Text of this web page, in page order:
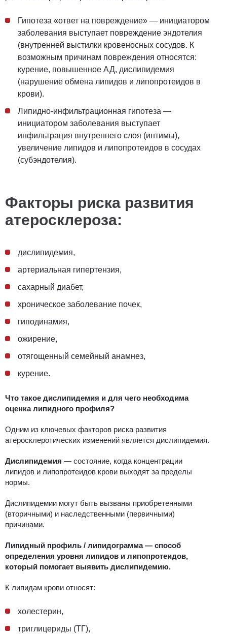
Гипотеза «ответ на повреждение» — инициатором
заболевания выступает повреждение эндотелия
(внутренней выстилки кровеносных сосудов. К
возможным причинам повреждения относятся:
курение, повышенное АД, дислипидемия
(нарушение обмена липидов и липопротеидов в
крови).
Липидно-инфильтрационная гипотеза —
инициатором заболевания выступает
инфильтрация внутреннего слоя (интимы),
увеличение липидов и липопротеидов в сосудах
(субэндотелия).
Факторы риска развития
атеросклероза:
дислипидемия,
артериальная гипертензия,
сахарный диабет,
хроническое заболевание почек,
гиподинамия,
ожирение,
отягощенный семейный анамнез,
курение.
Что такое дислипидемия и для чего необходима
оценка липидного профиля?
Одним из ключевых факторов риска развития
атеросклеротических изменений является дислипидемия.
Дислипидемия — состояние, когда концентрации
липидов и липопротеидов крови выходят за пределы
нормы.
Дислипидемии могут быть вызваны приобретенными
(вторичными) и наследственными (первичными)
причинами.
Липидный профиль / липидограмма — способ
определения уровня липидов и липопротеидов,
который помогает выявить дислипидемию.
К липидам крови относят:
холестерин,
триглицериды (ТГ),